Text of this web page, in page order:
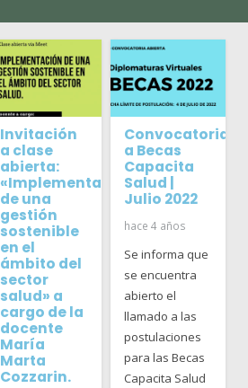
Invitación
a clase
abierta:
«Implementación
de una
gestión
sostenible
en el
ámbito del
sector
salud» a
cargo de la
docente
María
Marta
Cozzarin.
Convocatoria
a Becas
Capacita
Salud |
Julio 2022
hace 4 años
Se informa que
se encuentra
abierto el
llamado a las
postulaciones
para las Becas
Capacita Salud